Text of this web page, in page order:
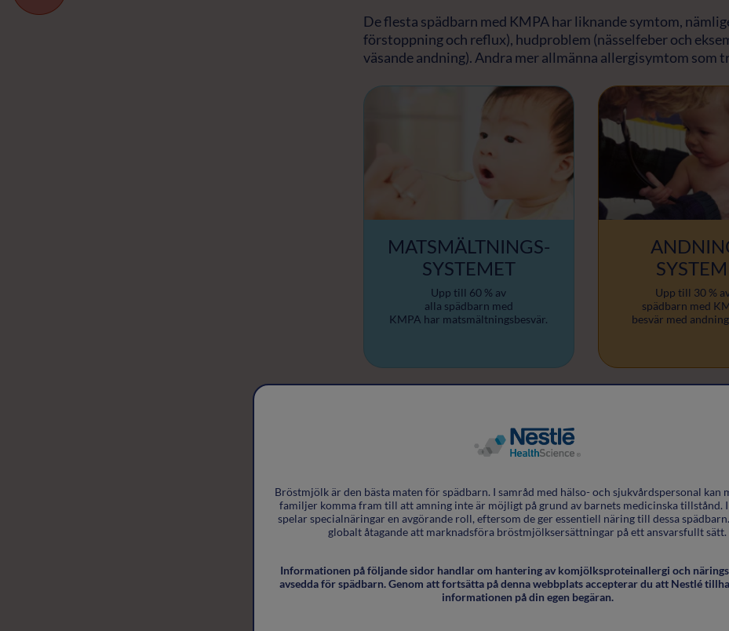
De flesta spädbarn med KMPA har liknande symtom,
förstoppning och reflux), hudproblem (nässelfeber och
väsande andning). Andra mer allmänna allergisymtom
MATSMÄLTNINGS-
SYSTEMET
Upp till 60 % av
alla spädbarn med
KMPA har matsmältningsbesvär.
Matsmältningssystemet
Reflux och uppstötningar
Förstoppning
Upp till 30 %
spädbarn med
besvär med
Andningssystemet
Väsande andning
Bröstmjölk är den bästa maten för spädbarn. I samråd med hälso- och sjukvårdspersonal kan
familjer komma fram till att amning inte är möjligt på grund av barnets medicinska tillstånd. I
spelar specialnäringar en avgörande roll, eftersom de ger essentiell näring till dessa
globalt åtagande att marknadsföra bröstmjölksersättningar på ett ansvarsfullt sätt.
Informationen på följande sidor handlar om hantering av komjölksproteinallergi och
avsedda för spädbarn. Genom att fortsätta på denna webbplats accepterar du att Nestlé
informationen på din egen begäran.